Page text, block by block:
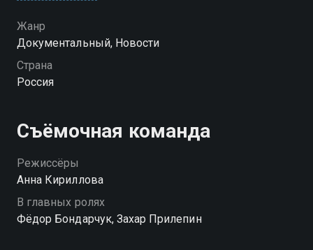
Посмотреть онлайн 1 сезон сериала Кино в деталях
вы можете совершенно бесплатно в хорошем HD
качестве на hophop.tv
Жанр
Документальный, Новости
Страна
Россия
Съёмочная команда
Режиссёры
Анна Кириллова
В главных ролях
Фёдор Бондарчук, Захар Прилепин